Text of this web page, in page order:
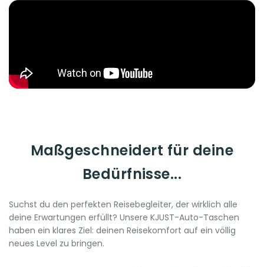
Maßgeschneidert für deine
Bedürfnisse...
Suchst du den perfekten Reisebegleiter, der wirklich alle
deine Erwartungen erfüllt? Unsere KJUST-Auto-Taschen
haben ein klares Ziel: deinen Reisekomfort auf ein völlig
neues Level zu bringen.